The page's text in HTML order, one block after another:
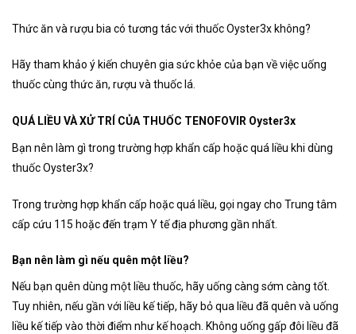
Thức ăn và rượu bia có tương tác với thuốc Oyster3x không?
Hãy tham khảo ý kiến chuyên gia sức khỏe của bạn về việc uống
thuốc cùng thức ăn, rượu và thuốc lá.
QUÁ LIỀU VÀ XỬ TRÍ CỦA THUỐC TENOFOVIR Oyster3x
Bạn nên làm gì trong trường hợp khẩn cấp hoặc quá liều khi dùng
thuốc Oyster3x?
Trong trường hợp khẩn cấp hoặc quá liều, gọi ngay cho Trung tâm
cấp cứu 115 hoặc đến trạm Y tế địa phương gần nhất.
Bạn nên làm gì nếu quên một liều?
Nếu bạn quên dùng một liều thuốc, hãy uống càng sớm càng tốt.
Tuy nhiên, nếu gần với liều kế tiếp, hãy bỏ qua liều đã quên và uống
liều kế tiếp vào thời điểm như kế hoạch. Không uống gấp đôi liều đã